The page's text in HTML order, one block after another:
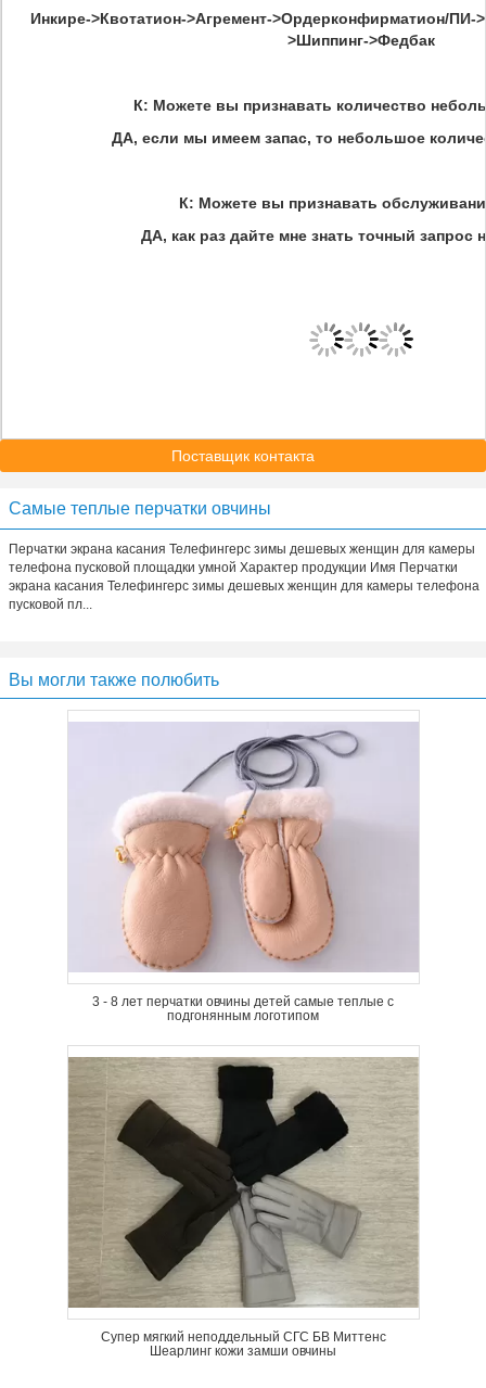
Инкире->Квотатион->Агремент->Ордерконфирматион/ПИ-
>Шиппинг->Федбак
К: Можете вы признавать количество
ДА, если мы имеем запас, то небольшое
К: Можете вы признавать
ДА, как раз дайте мне знать точный запрос
Поставщик контакта
Самые теплые перчатки овчины
Перчатки экрана касания Телефингерс зимы дешевых женщин для камеры
телефона пусковой площадки умной Характер продукции Имя Перчатки
экрана касания Телефингерс зимы дешевых женщин для камеры телефона
пусковой пл...
Вы могли также полюбить
3 - 8 лет перчатки овчины детей самые теплые с
подгонянным логотипом
Супер мягкий неподдельный СГС БВ Миттенс
Шеарлинг кожи замши овчины